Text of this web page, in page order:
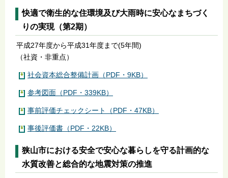
快適で衛生的な住環境及び大雨時に安心なまちづく
りの実現（第2期）
平成27年度から平成31年度まで(5年間)
（社資・非重点）
社会資本総合整備計画（PDF・9KB）
参考図面（PDF・339KB）
事前評価チェックシート（PDF・47KB）
事後評価書（PDF・22KB）
狭山市における安全で安心な暮らしを守る計画的な
水質改善と総合的な地震対策の推進